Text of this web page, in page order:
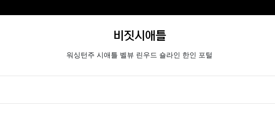
비짓시애틀
워싱턴주 시애틀 벨뷰 린우드 숄라인 한인 포털